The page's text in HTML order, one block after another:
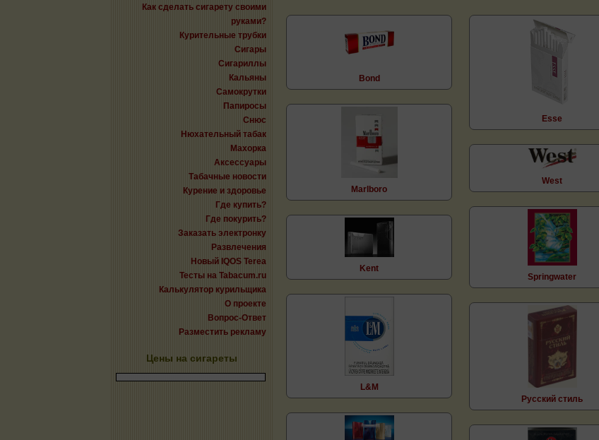
Как сделать сигарету своими
руками?
Курительные трубки
Сигары
Сигариллы
Кальяны
Самокрутки
Папиросы
Снюс
Нюхательный табак
Махорка
Аксессуары
Табачные новости
Курение и здоровье
Где купить?
Где покурить?
Заказать электронку
Развлечения
Новый IQOS Terea
Тесты на Tabacum.ru
Калькулятор курильщика
О проекте
Вопрос-Ответ
Разместить рекламу
Цены на сигареты
Bond
Marlboro
Kent
L&M
Esse
West
Springwater
Русский стиль